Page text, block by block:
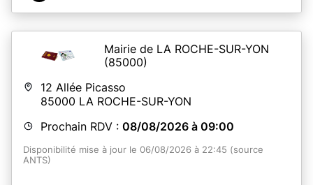
entrer par la petite porte pour éviter les marches. Merci
de respecter ce sens de circulation. Le jeudi après 17h et
le samedi matin, l'entrée se fait par la petite porte pour
Dépôt de dossier (15 minutes) : Le demandeur (majeur
ou mineur accompagné du représentant légal) doit être
Retrait du titre (5 minutes) : Le demandeur (majeur ou
légal) doit être présent pour le contrôle des empreintes.
Merci de prendre un rendez-vous par personne.
Mairie de LA ROCHE-SUR-YON
(85000)
12 Allée Picasso
85000 LA ROCHE-SUR-YON
Prochain RDV : 08/08/2026 à 09:00
Disponibilité mise à jour le 06/08/2026 à 22:45 (source
ANTS)